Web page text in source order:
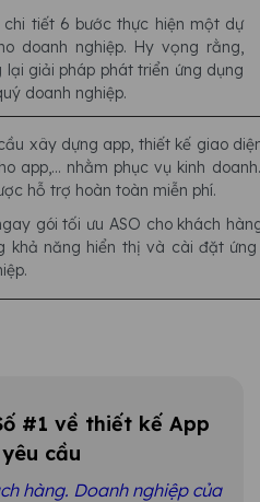
tiết 6 bước thực hiện một dự
doanh nghiệp. Hy vọng rằng,
giải pháp phát triển ứng dụng
doanh nghiệp.
xây dựng app, thiết kế giao
app,... nhằm phục vụ kinh
hỗ trợ hoàn toàn miễn phí.
gói tối ưu ASO cho khách
khả năng hiển thị và cài đặt
#1 về thiết kế App
cầu
hàng. Doanh nghiệp của